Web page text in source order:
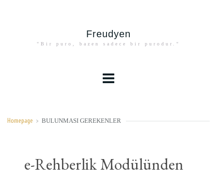
Freudyen
"Bir puro, bazen sadece bir purodur."
Homepage > BULUNMASI GEREKENLER
e-Rehberlik Modülünden